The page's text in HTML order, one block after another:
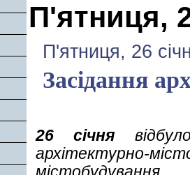
П'ятниця,
П'ятниця, 26
Засідання
26 січня
архітектурно-